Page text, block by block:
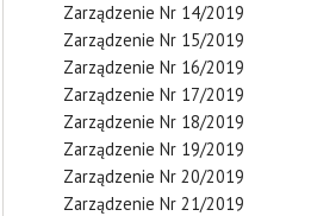
Zarządzenie Nr 14/2019
Zarządzenie Nr 15/2019
Zarządzenie Nr 16/2019
Zarządzenie Nr 17/2019
Zarządzenie Nr 18/2019
Zarządzenie Nr 19/2019
Zarządzenie Nr 20/2019
Zarządzenie Nr 21/2019